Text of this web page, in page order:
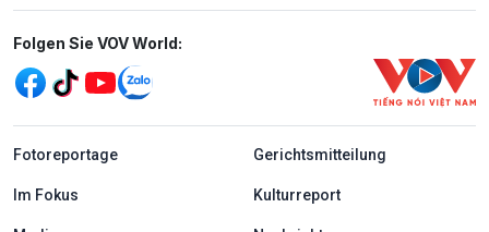
Mạng xã hội
Folgen Sie VOV World:
menu footer tiếng Đức
Fotoreportage Gerichtsmitteilung
Im Fokus Kulturreport